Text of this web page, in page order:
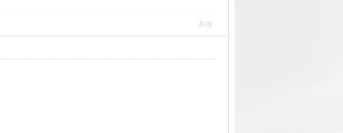
举报